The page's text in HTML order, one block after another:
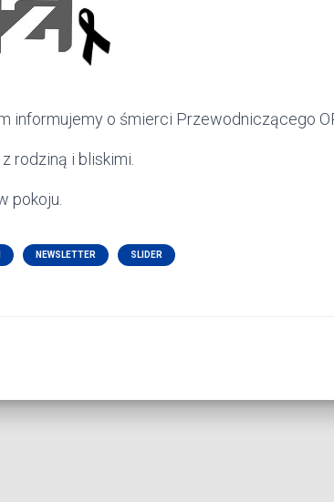
informujemy o śmierci Przewodniczącego
rodziną i bliskimi.
pokoju.
NEWSLETTER SLIDER